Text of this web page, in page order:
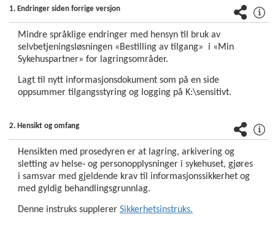
Beredskap
Fellesdokumenter
OUS
Virksomhetsstyring
prosesser
Oppdrag,
mål og
strategier
Interne
1. Endringer siden forrige versjon
Mindre språklige endringer med hensyn til bruk av
selvbetjeningsløsningen «Bestilling av tilgang» i «Min
Sykehuspartner» for lagringsområder.
Lagt til nytt informasjonsdokument som på en side
oppsummer tilgangsstyring og logging på K:\sensitivt.
2. Hensikt og omfang
Hensikten med prosedyren er at lagring, arkivering og
sletting av helse‐ og personopplysninger i sykehuset, gjøres
i samsvar med gjeldende krav til informasjonssikkerhet og
med gyldig behandlingsgrunnlag.
Denne instruks supplerer Sikkerhetsinstruks.